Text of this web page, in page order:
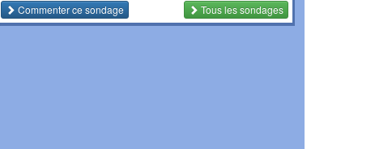
Commenterce sondage Tous les sondages